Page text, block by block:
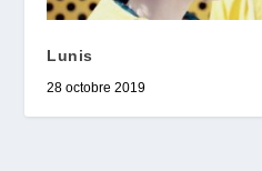
Lunis
28 octobre 2019